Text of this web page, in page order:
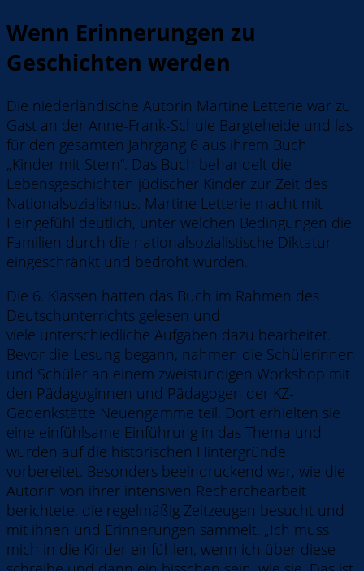
Wenn Erinnerungen zu
Geschichten werden
Die niederländische Autorin Martine Letterie war zu
Gast an der Anne-Frank-Schule Bargteheide und las
für den gesamten Jahrgang 6 aus ihrem Buch
„Kinder mit Stern“. Das Buch behandelt die
Lebensgeschichten jüdischer Kinder zur Zeit des
Nationalsozialismus. Martine Letterie macht mit
Feingefühl deutlich, unter welchen Bedingungen die
Familien durch die nationalsozialistische Diktatur
eingeschränkt und bedroht wurden.
Die 6. Klassen hatten das Buch im Rahmen des
Deutschunterrichts gelesen und
viele unterschiedliche Aufgaben dazu bearbeitet.
Bevor die Lesung begann, nahmen die Schülerinnen
und Schüler an einem zweistündigen Workshop mit
den Pädagoginnen und Pädagogen der KZ-
Gedenkstätte Neuengamme teil. Dort erhielten sie
eine einfühlsame Einführung in das Thema und
wurden auf die historischen Hintergründe
vorbereitet. Besonders beeindruckend war, wie die
Autorin von ihrer intensiven Recherchearbeit
berichtete, die regelmäßig Zeitzeugen besucht und
mit ihnen und Erinnerungen sammelt. „Ich muss
mich in die Kinder einfühlen, wenn ich über diese